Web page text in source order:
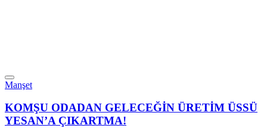
Manşet
KOMŞU ODADAN GELECEĞİN ÜRETİM ÜSSÜ
YESAN’A ÇIKARTMA!